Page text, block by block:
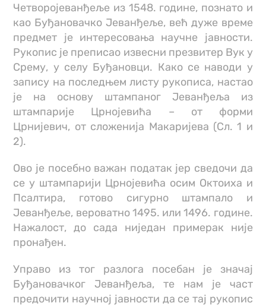
Четворојеванђеље из 1548. године, познато и
као Буђановачко Јеванђеље, већ дуже време
предмет је интересовања научне јавности.
Рукопис је преписао извесни презвитер Вук у
Срему, у селу Буђановци. Како се наводи у
запису на последњем листу рукописа, настао
је на основу штампаног Јеванђеља из
штампарије Црнојевића – от форми
Црнијевич, от сложенија Макаријева (Сл. 1 и
2).
Ово је посебно важан податак јер сведочи да
се у штампарији Црнојевића осим Октоиха и
Псалтира, готово сигурно штампало и
Јеванђеље, вероватно 1495. или 1496. године.
Нажалост, до сада ниједан примерак није
пронађен.
Управо из тог разлога посебан је значај
Буђановачког Јеванђеља, те нам је част
предочити научној јавности да се тај рукопис